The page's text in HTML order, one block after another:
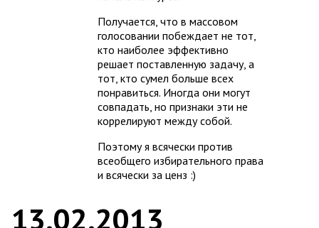
Получается, что в массовом
голосовании побеждает не тот,
кто наиболее эффективно
решает поставленную задачу, а
тот, кто сумел больше всех
понравиться. Иногда они могут
совпадать, но признаки эти не
коррелируют между собой.
Поэтому я всячески против
всеобщего избирательного права
и всячески за ценз :)
13.02.2013